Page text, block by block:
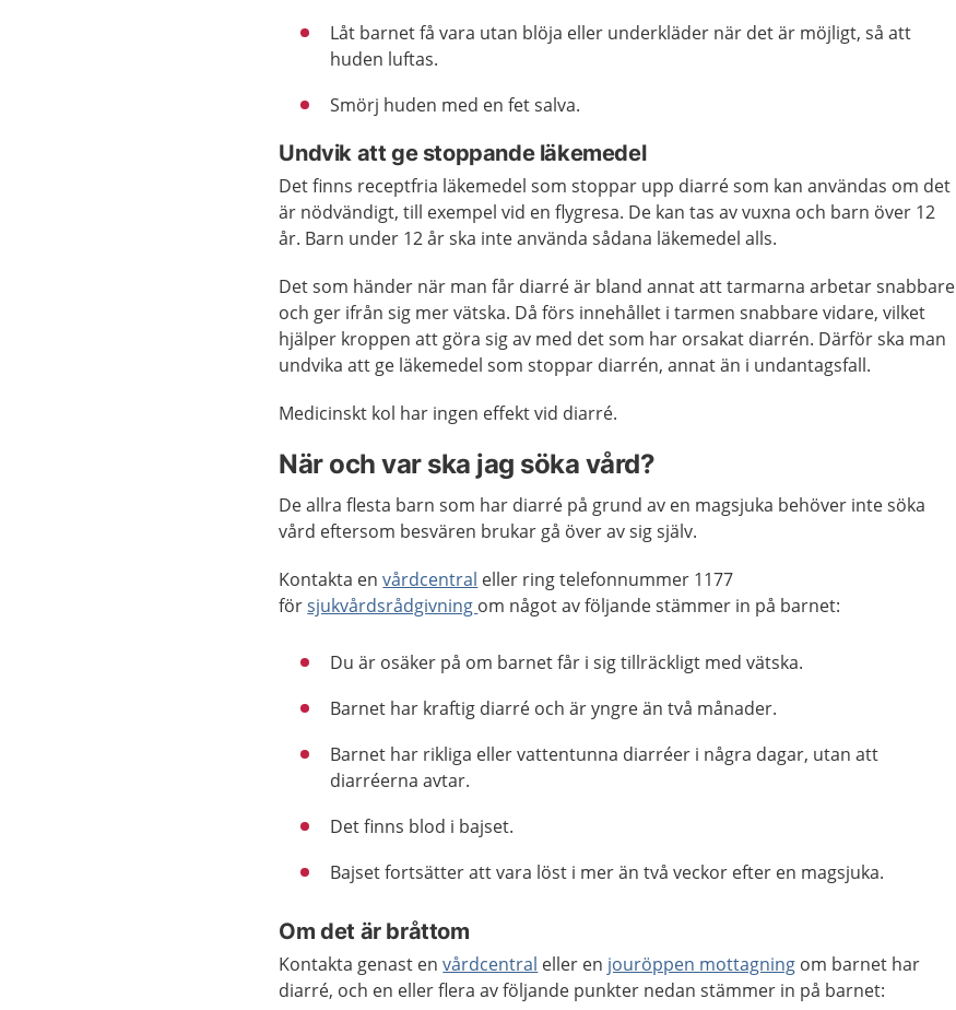
Låt barnet få vara utan blöja eller underkläder när det är möjligt, så att
huden luftas.
Smörj huden med en fet salva.
Undvik att ge stoppande läkemedel
Det finns receptfria läkemedel som stoppar upp diarré som kan användas om det
är nödvändigt, till exempel vid en flygresa. De kan tas av vuxna och barn över 12
år. Barn under 12 år ska inte använda sådana läkemedel alls.
Det som händer när man får diarré är bland annat att tarmarna arbetar snabbare
och ger ifrån sig mer vätska. Då förs innehållet i tarmen snabbare vidare, vilket
hjälper kroppen att göra sig av med det som har orsakat diarrén. Därför ska man
undvika att ge läkemedel som stoppar diarrén, annat än i undantagsfall.
Medicinskt kol har ingen effekt vid diarré.
När och var ska jag söka vård?
De allra flesta barn som har diarré på grund av en magsjuka behöver inte söka
vård eftersom besvären brukar gå över av sig själv.
Kontakta envårdcentral eller ring telefonnummer 1177
försjukvårdsrådgivning om något av följande stämmer in på barnet:
Du är osäker på om barnet får i sig tillräckligt med vätska.
Barnet har kraftig diarré och är yngre än två månader.
Barnet har rikliga eller vattentunna diarréer i några dagar, utan att
diarréerna avtar.
Det finns blod i bajset.
Bajset fortsätter att vara löst i mer än två veckor efter en magsjuka.
Om det är bråttom
Kontakta genast envårdcentral eller en jouröppen mottagning om barnet har
diarré, och en eller flera av följande punkter nedan stämmer in på barnet: